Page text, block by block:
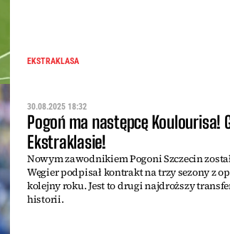
EKSTRAKLASA
30.08.2025 18:32
Pogoń ma następcę Koulourisa!
Ekstraklasie!
Nowym zawodnikiem Pogoni Szczecin
Węgier podpisał kontrakt na trzy sezony z
kolejny roku. Jest to drugi najdroższy
historii.